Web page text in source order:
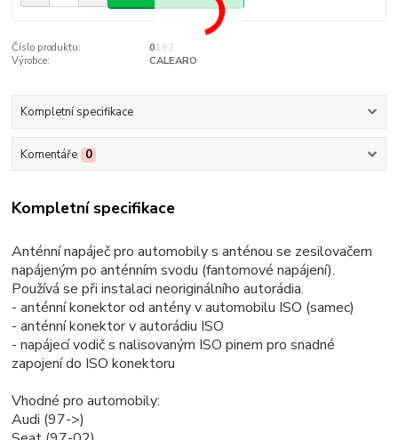
Číslo produktu:
0192
Výrobce:
CALEARO
Kompletní specifikace
Komentáře 0
Kompletní specifikace
Anténní napáječ pro automobily s anténou se zesilovačem
napájeným po anténním svodu (fantomové napájení).
Používá se při instalaci neoriginálního autorádia.
- anténní konektor od antény v automobilu ISO (samec)
- anténní konektor v autorádiu ISO
- napájecí vodič s nalisovaným ISO pinem pro snadné
zapojení do ISO konektoru
Vhodné pro automobily:
Audi (97->)